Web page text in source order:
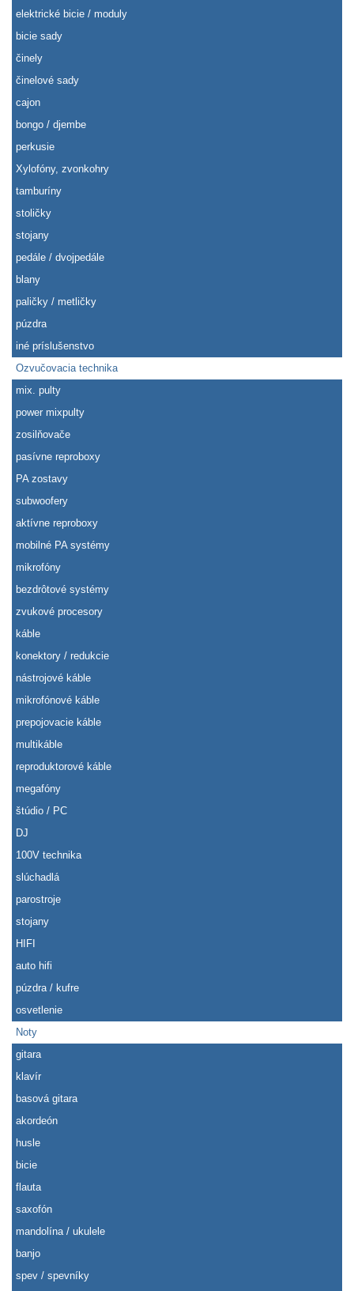
elektrické bicie / moduly
bicie sady
činely
činelové sady
cajon
bongo / djembe
perkusie
Xylofóny, zvonkohry
tamburíny
stoličky
stojany
pedále / dvojpedále
blany
paličky / metličky
púzdra
iné príslušenstvo
Ozvučovacia technika
mix. pulty
power mixpulty
zosilňovače
pasívne reproboxy
PA zostavy
subwoofery
aktívne reproboxy
mobilné PA systémy
mikrofóny
bezdrôtové systémy
zvukové procesory
káble
konektory / redukcie
nástrojové káble
mikrofónové káble
prepojovacie káble
multikáble
reproduktorové káble
megafóny
štúdio / PC
DJ
100V technika
slúchadlá
parostroje
stojany
HIFI
auto hifi
púzdra / kufre
osvetlenie
Noty
gitara
klavír
basová gitara
akordeón
husle
bicie
flauta
saxofón
mandolína / ukulele
banjo
spev / spevníky